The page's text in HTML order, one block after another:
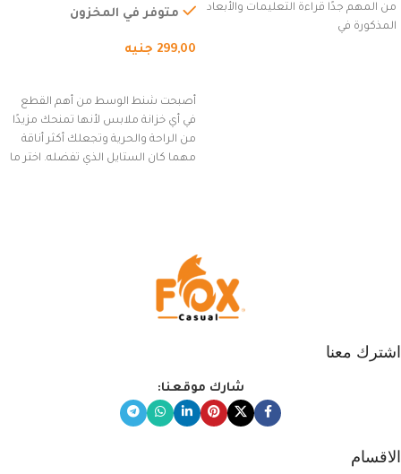
من المهم جدًا قراءة التعليمات والأبعاد
المذكورة في
السفر، الجري العادي، المشي
(رمادي)
متوفر في المخزون
299,00 جنيه
أصبحت شنط الوسط من أهم القطع
في أي خزانة ملابس لأنها تمنحك مزيدًا
من الراحة والحرية وتجعلك أكثر أناقة
مهما كان الستايل الذي تفضله. اختر ما
اشترك معنا
شارك موقعنا:
الاقسام